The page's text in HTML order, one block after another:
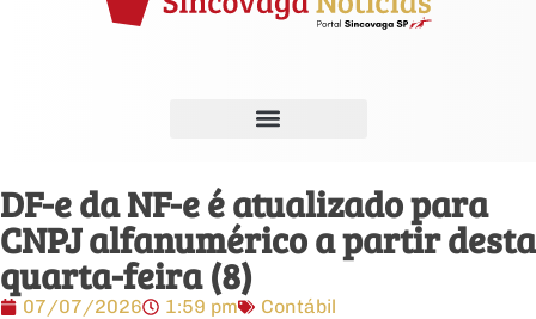
DF-e da NF-e é atualizado para
CNPJ alfanumérico a partir desta
quarta-feira (8)
07/07/2026 1:59 pm Contábil